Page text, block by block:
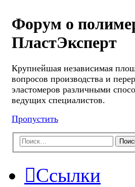
Форум о
ПластЭксперт
Крупнейшая независимая
вопросов производства и
эластомеров различными
ведущих специалистов.
Пропустить
Ссылки